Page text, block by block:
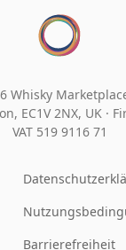
Whisky
EC1V 2NX, UK ·
VAT 519 9116 71
Barrierefreiheit